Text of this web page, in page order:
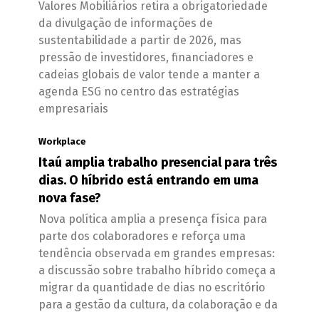
Valores Mobiliários retira a obrigatoriedade
da divulgação de informações de
sustentabilidade a partir de 2026, mas
pressão de investidores, financiadores e
cadeias globais de valor tende a manter a
agenda ESG no centro das estratégias
empresariais
Workplace
Itaú amplia trabalho presencial para três
dias. O híbrido está entrando em uma
nova fase?
Nova política amplia a presença física para
parte dos colaboradores e reforça uma
tendência observada em grandes empresas:
a discussão sobre trabalho híbrido começa a
migrar da quantidade de dias no escritório
para a gestão da cultura, da colaboração e da